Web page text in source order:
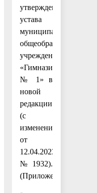
утверждении
устава
муниципального
общеобразовательного
учреждения
«Гимназия
№ 1» в
новой
редакции»
(с
изменениями
от
12.04.2023
№ 1932).
(Приложение.)